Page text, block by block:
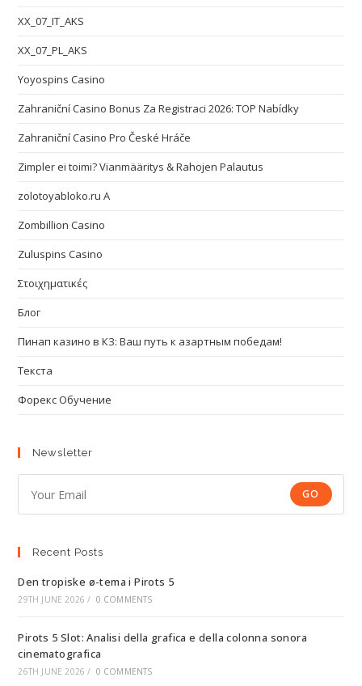
XX_07_IT_AKS
XX_07_PL_AKS
Yoyospins Casino
Zahraniční Casino Bonus Za Registraci 2026: TOP Nabídky
Zahraniční Casino Pro České Hráče
Zimpler ei toimi? Vianmääritys & Rahojen Palautus
zolotoyabloko.ru A
Zombillion Casino
Zuluspins Casino
Στοιχηματικές
Блог
Пинап казино в КЗ: Ваш путь к азартным победам!
Текста
Форекс Обучение
Newsletter
GO
Recent Posts
Den tropiske ø-tema i Pirots 5
29TH JUNE 2026 / 0 COMMENTS
Pirots 5 Slot: Analisi della grafica e della colonna sonora
cinematografica
26TH JUNE 2026 / 0 COMMENTS